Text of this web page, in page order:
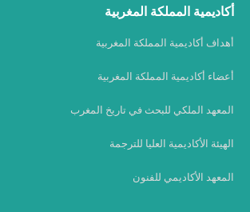
أكاديمية المملكة المغربية
أهداف أكاديمية المملكة المغربية
أعضاء أكاديمية المملكة المغربية
المعهد الملكي للبحث في تاريخ المغرب
الهيئة الأكاديمية العليا للترجمة
المعهد الأكاديمي للفنون